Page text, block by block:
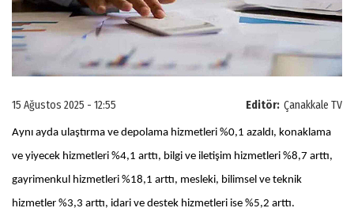
Editör: Çanakkale TV
15 Ağustos 2025 - 12:55
Aynı ayda ulaştırma ve depolama hizmetleri %0,1 azaldı, konaklama
ve yiyecek hizmetleri %4,1 arttı, bilgi ve iletişim hizmetleri %8,7 arttı,
gayrimenkul hizmetleri %18,1 arttı, mesleki, bilimsel ve teknik
hizmetler %3,3 arttı, idari ve destek hizmetleri ise %5,2 arttı.